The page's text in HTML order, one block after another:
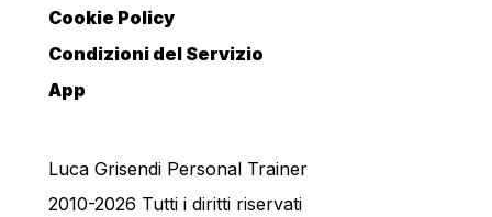
Cookie Policy
Condizioni del Servizio
App
Luca Grisendi Personal Trainer
2010-2026 Tutti i diritti riservati